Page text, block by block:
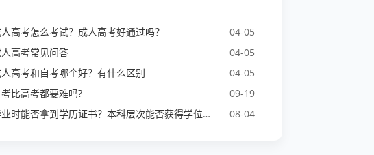
04-05
高考怎么考试？成人高考好通过吗？
04-05
高考常见问答
04-05
高考和自考哪个好？有什么区别
09-19
考比高考都要难吗?
08-04
毕业时能否拿到学历证书？本科层次能否获得学位证书？